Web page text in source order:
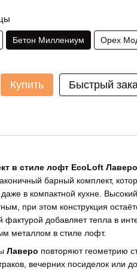
Бетон Миллениум Орех
Купить Быстрый
в стиле лофт EcoLoft Лаверо
барный комплект,
в компактной кухне.
при этом конструкция
добавляет тепла в
металлом в стиле лофт.
Лаверо повторяют геометрию
вечерних посиделок или